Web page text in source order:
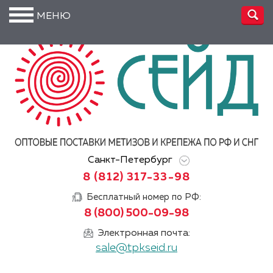
Санкт-Петербург
8 (812) 317-33-98
Бесплатный номер по РФ:
8 (800) 500-09-98
Электронная почта:
sale@tpkseid.ru
МЕНЮ
О
компании
Производство
Доставка
Услуги